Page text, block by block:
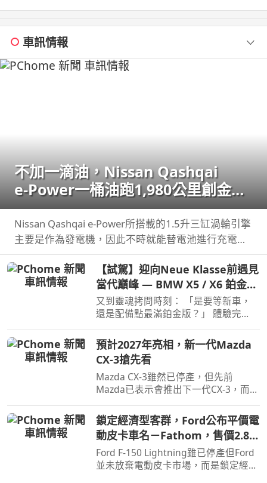
店 ...
車訊情報
不加一滴油，Nissan Qashqai
e‑Power一桶油跑1,980公里創金氏
世界紀錄
Nissan Qashqai e‑Power所搭載的1.5升三缸渦輪引擎
主要是作為發電機，因此不時就能替電池進行充電直
到沒油，這也讓Qashqai e‑Power擁有高效的里程表
現，日前就創下非純電與PHEV行駛里程最高金氏世界
紀錄…
【試駕】迎向Neue Klasse前遇見
當代巔峰 — BMW X5 / X6 鉑金版
璀璨登場
又到靈魂拷問時刻： 「是要等新車，
還是配備點最滿鉑金版？」 體驗完
BMW X5 / X6鉑金版，選擇困難如我，
彷彿有了理直氣壯答案。
預計2027年亮相，新一代Mazda
CX-3搶先看
Mazda CX-3雖然已停產，但先前
Mazda已表示會推出下一代CX-3，而就
一代CX-3。
鎖定經濟型客群，Ford公布平價電
動皮卡車名－Fathom，售價2.8萬
美元起
Ford F-150 Lightning雖已停產但Ford
並未放棄電動皮卡市場，而是鎖定經濟